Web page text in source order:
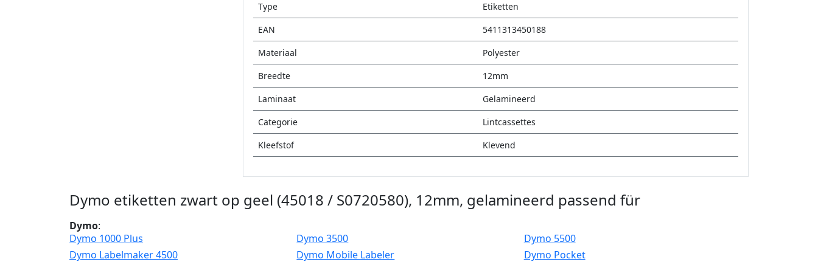
Type
Etiketten
EAN
5411313450188
Materiaal
Polyester
Breedte
12mm
Laminaat
Gelamineerd
Categorie
Lintcassettes
Kleefstof
Klevend
Dymo etiketten zwart op geel (45018 / S0720580), 12mm, gelamineerd passend für
Dymo:
Dymo 1000 Plus
Dymo 3500
Dymo 5500
Dymo Labelmaker 4500
Dymo Mobile Labeler
Dymo Pocket